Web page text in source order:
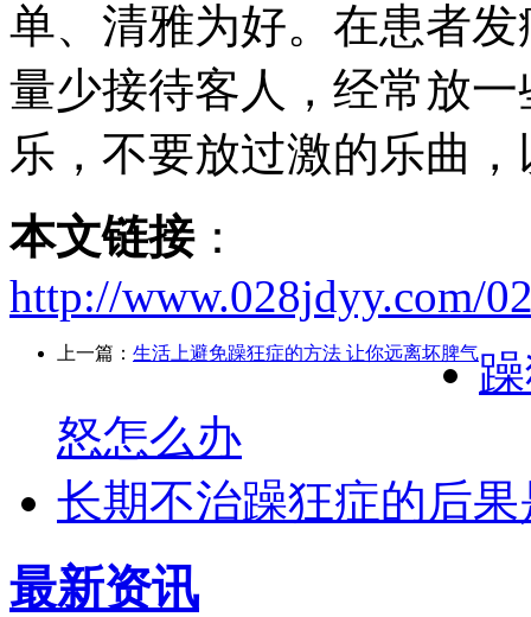
单、清雅为好。在患者
量少接待客人，经常放
乐，不要放过激的乐曲
本文链接：
http://www.028jdyy.com/
上一篇： 生活上避免躁狂症的方法 让你远离坏脾气
怒怎么办
长期不治躁狂症的后
最新资讯